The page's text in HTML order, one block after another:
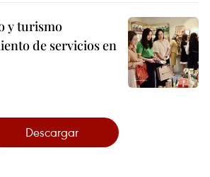
y turismo
de servicios en
Descargar